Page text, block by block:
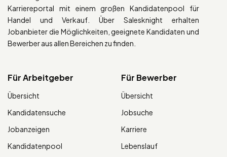
Karriereportal mit einem großen Kandidatenpool für
Handel und Verkauf. Über Salesknight erhalten
Jobanbieter die Möglichkeiten, geeignete Kandidaten und
Bewerber aus allen Bereichen zu finden.
Für Arbeitgeber
Übersicht
Kandidatensuche
Jobanzeigen
Kandidatenpool
Für Bewerber
Übersicht
Jobsuche
Karriere
Lebenslauf